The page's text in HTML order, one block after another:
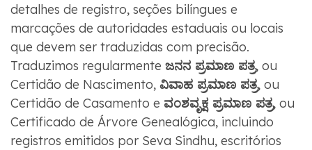
detalhes de registro, seções bilíngues e
marcações de autoridades estaduais ou locais
que devem ser traduzidas com precisão.
Traduzimos regularmente ಜನನ ಪ್ರಮಾಣ ಪತ್ರ, ou
Certidão de Nascimento, ವಿವಾಹ ಪ್ರಮಾಣ ಪತ್ರ, ou
Certidão de Casamento e ವಂಶವೃಕ್ಷ ಪ್ರಮಾಣ ಪತ್ರ, ou
Certificado de Árvore Genealógica, incluindo
registros emitidos por Seva Sindhu, escritórios